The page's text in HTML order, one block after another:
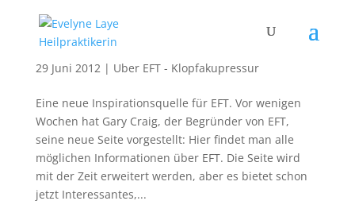
Die neue EFT Seite von Gary Craig
29 Juni 2012| Über EFT - Klopfakupressur
Eine neue Inspirationsquelle für EFT. Vor wenigen
Wochen hat Gary Craig, der Begründer von EFT,
seine neue Seite vorgestellt: Hier findet man alle
möglichen Informationen über EFT. Die Seite wird
mit der Zeit erweitert werden, aber es bietet schon
jetzt Interessantes,...